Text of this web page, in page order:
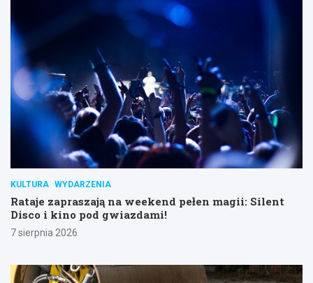
KULTURA WYDARZENIA
Rataje zapraszają na weekend pełen magii: Silent
Disco i kino pod gwiazdami!
7 sierpnia 2026